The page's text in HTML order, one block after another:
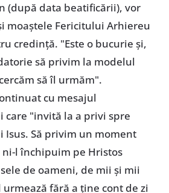
(după data beatificării), vor
moaștele Fericitului Arhiereu
credință. "Este o bucurie și,
să privim la modelul
să îl urmăm".
cu mesajul
care "invită la a privi spre
Isus. Să privim un moment
l închipuim pe Hristos
de oameni, de mii și mii
fără a ține cont de zi